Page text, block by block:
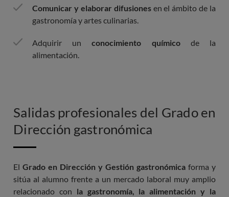
Comunicar y elaborar difusionesen el ámbito de la
gastronomía y artes culinarias.
Adquirir unconocimiento químicode la
alimentación.
Salidas profesionales del Grado en
Dirección gastronómica
El Grado en Dirección y Gestión gastronómica forma y
sitúa al alumno frente a un mercado laboral muy amplio
relacionado con la gastronomía, la alimentación y la